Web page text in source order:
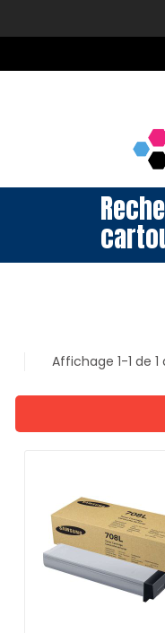
Affichage 1-1 de